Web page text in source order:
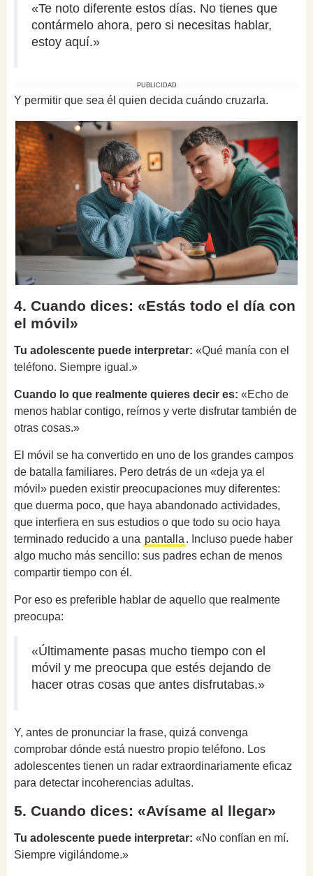
«Te noto diferente estos días. No tienes que
contármelo ahora, pero si necesitas hablar,
estoy aquí.»
PUBLICIDAD
Y permitir que sea él quien decida cuándo cruzarla.
4. Cuando dices: «Estás todo el día con
el móvil»
Tu adolescente puede interpretar: «Qué manía con el
teléfono. Siempre igual.»
Cuando lo que realmente quieres decir es: «Echo de
menos hablar contigo, reírnos y verte disfrutar también de
otras cosas.»
El móvil se ha convertido en uno de los grandes campos
de batalla familiares. Pero detrás de un «deja ya el
móvil» pueden existir preocupaciones muy diferentes:
que duerma poco, que haya abandonado actividades,
que interfiera en sus estudios o que todo su ocio haya
terminado reducido a una pantalla. Incluso puede haber
algo mucho más sencillo: sus padres echan de menos
compartir tiempo con él.
Por eso es preferible hablar de aquello que realmente
preocupa:
«Últimamente pasas mucho tiempo con el
móvil y me preocupa que estés dejando de
hacer otras cosas que antes disfrutabas.»
Y, antes de pronunciar la frase, quizá convenga
comprobar dónde está nuestro propio teléfono. Los
adolescentes tienen un radar extraordinariamente eficaz
para detectar incoherencias adultas.
5. Cuando dices: «Avísame al llegar»
Tu adolescente puede interpretar: «No confían en mí.
Siempre vigilándome.»